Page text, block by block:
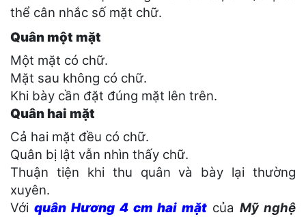
thể cân nhắc số mặt chữ.
Quân một mặt
Một mặt có chữ.
Mặt sau không có chữ.
Khi bày cần đặt đúng mặt lên trên.
Quân hai mặt
Cả hai mặt đều có chữ.
Quân bị lật vẫn nhìn thấy chữ.
Thuận tiện khi thu quân và bày lại thường
xuyên.
Với quân Hương 4 cm hai mặt củaMỹ nghệ